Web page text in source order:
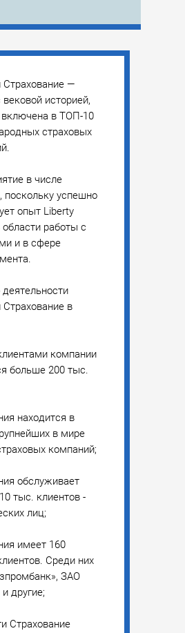
Страхование —
историей,
включена в ТОП-10
страховых
в числе
поскольку успешно
опыт Liberty
работы с
и в сфере
в
компании
больше 200 тыс.
находится в
в мире
компаний;
обслуживает
тыс. клиентов -
лиц;
имеет 160
Среди них
ЗАО
другие;
Страхование